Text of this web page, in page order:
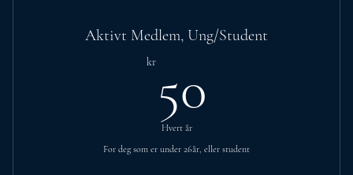
Gratis hjelp med søknadskriving på foreningsdager
Fellesskap-chat på messenger, med ulike chat-rom
Aktivt Medlem, Ung/Student
kr 50
Hvert år
For deg som er under 26år, eller student